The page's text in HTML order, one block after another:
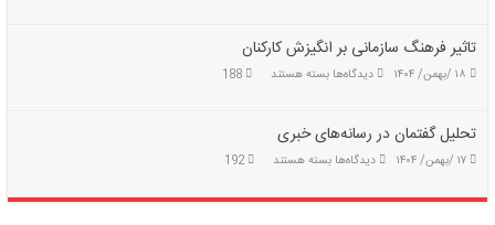
بین
رضایت
شغلی
کارکنان
تاثیر فرهنگ سازمانی بر انگیزش کارکنان
۱۸ /بهمن/ ۱۴۰۴ دیدگاه‌هابرای
سازمانی
بر
انگیزش
بسته هستند 188
تحلیل گفتمان در رسانه‌های خبری
۱۷ /بهمن/ ۱۴۰۴ دیدگاه‌هابرای
گفتمان
بسته هستند 192